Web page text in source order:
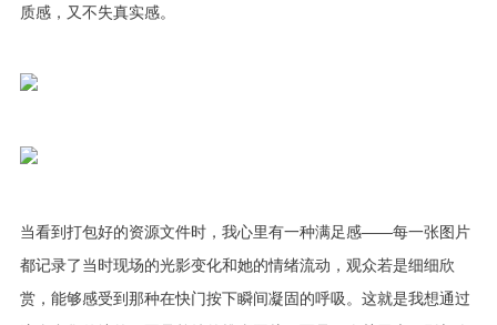
质感，又不失真实感。
当看到打包好的资源文件时，我心里有一种满足感——每一张图片
都记录了当时现场的光影变化和她的情绪流动，观众若是细细欣
赏，能够感受到那种在快门按下瞬间凝固的呼吸。这就是我想通过